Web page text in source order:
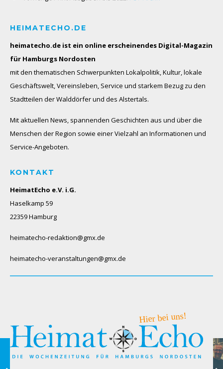
HEIMATECHO.DE
heimatecho.de ist ein online erscheinendes Digital-Magazin
für Hamburgs Nordosten
mit den thematischen Schwerpunkten Lokalpolitik, Kultur, lokale
Geschäftswelt, Vereinsleben, Service und starkem Bezug zu den
Stadtteilen der Walddörfer und des Alstertals.
Mit aktuellen News, spannenden Geschichten aus und über die
Menschen der Region sowie einer Vielzahl an Informationen und
Service-Angeboten.
KONTAKT
HeimatEcho e.V. i.G.
Haselkamp 59
22359 Hamburg
heimatecho-redaktion@gmx.de
heimatecho-veranstaltungen@gmx.de